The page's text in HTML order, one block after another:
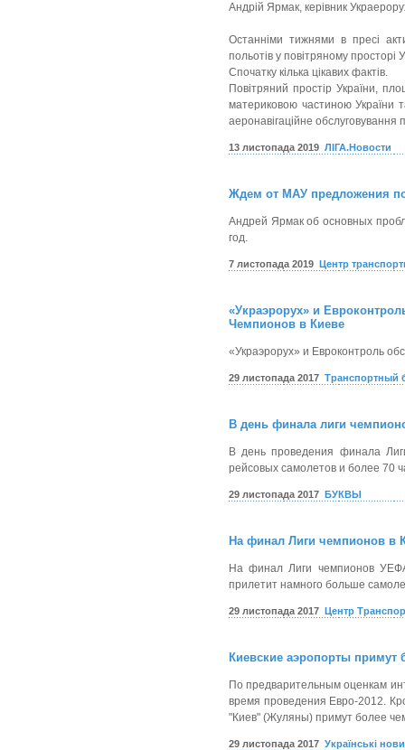
Андрій Ярмак, керівник
Останніми тижнями в пресі
польотів у повітряному просторі
Спочатку кілька цікавих фактів.
Повітряний простір України,
материковою частиною України
аеронавігаційне
13 листопада 2019 ЛІГА.Новости
Ждем от МАУ предложения по
Андрей Ярмак об основных
год.
7 листопада 2019 Центр
«Украэрорух» и
Чемпионов в Киеве
«Украэрорух» и Евроконтроль
29 листопада 2017 Транспортный
В день финала лиги
В день проведения финала
рейсовых самолетов и более 70
29 листопада 2017 БУКВЫ
На финал Лиги чемпионов в
На финал Лиги чемпионов
прилетит намного больше
29 листопада 2017 Центр
Киевские аэропорты
По предварительным оценкам
время проведения Евро-2012.
"Киев" (Жуляны) примут более
29 листопада 2017 Українські